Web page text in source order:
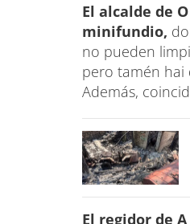
El alcalde de
minifundio,
no pueden
pero tamén hai
Además,
El regidor de